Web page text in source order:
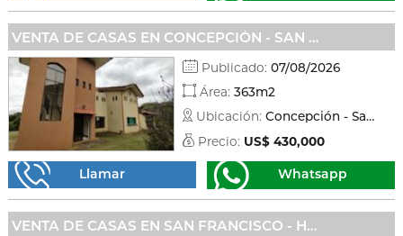
VENTA DE CASAS EN CONCEPCIÓN - SAN RAFAEL
Publicado: 07/08/2026
Área: 363m2
Ubicación:
Concepción - San rafael
Precio: US$ 430,000
Llamar Whatsapp
VENTA DE CASAS EN SAN FRANCISCO - HEREDIA